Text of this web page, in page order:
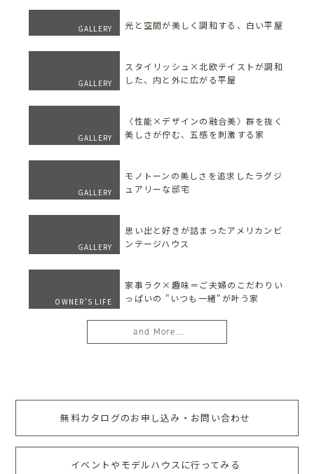
GALLERY 光と空間が美しく調和する、白い平屋
GALLERY
スタイリッシュ×北欧テイストが調和
した、内と外に広がる平屋
GALLERY
〈性能×デザインの融合美〉群を抜く
美しさが佇む、五感を刺激する家
GALLERY
モノトーンの美しさを追求したラグジ
ュアリーな邸宅
GALLERY
思い出と好きが詰まったアメリカンビ
ンテージハウス
OWNER'S LIFE
家事ラク×趣味＝ご夫婦のこだわりい
っぱいの "いつも一緒"が叶う家
and More...
無料カタログのお申し込み・お問い合わせ
イベントやモデルハウスに行ってみる